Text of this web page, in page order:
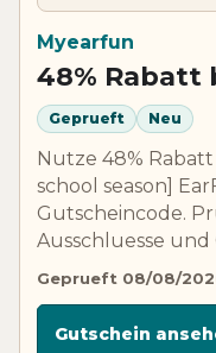
Myearfun
48% Rabatt
Geprueft Neu
Nutze 48%
school season]
Gutscheincode.
Ausschluesse
Geprueft 08/08/
Gutschein